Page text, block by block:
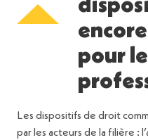
pour
Les dispositifs de droit
par les acteurs de la filière :